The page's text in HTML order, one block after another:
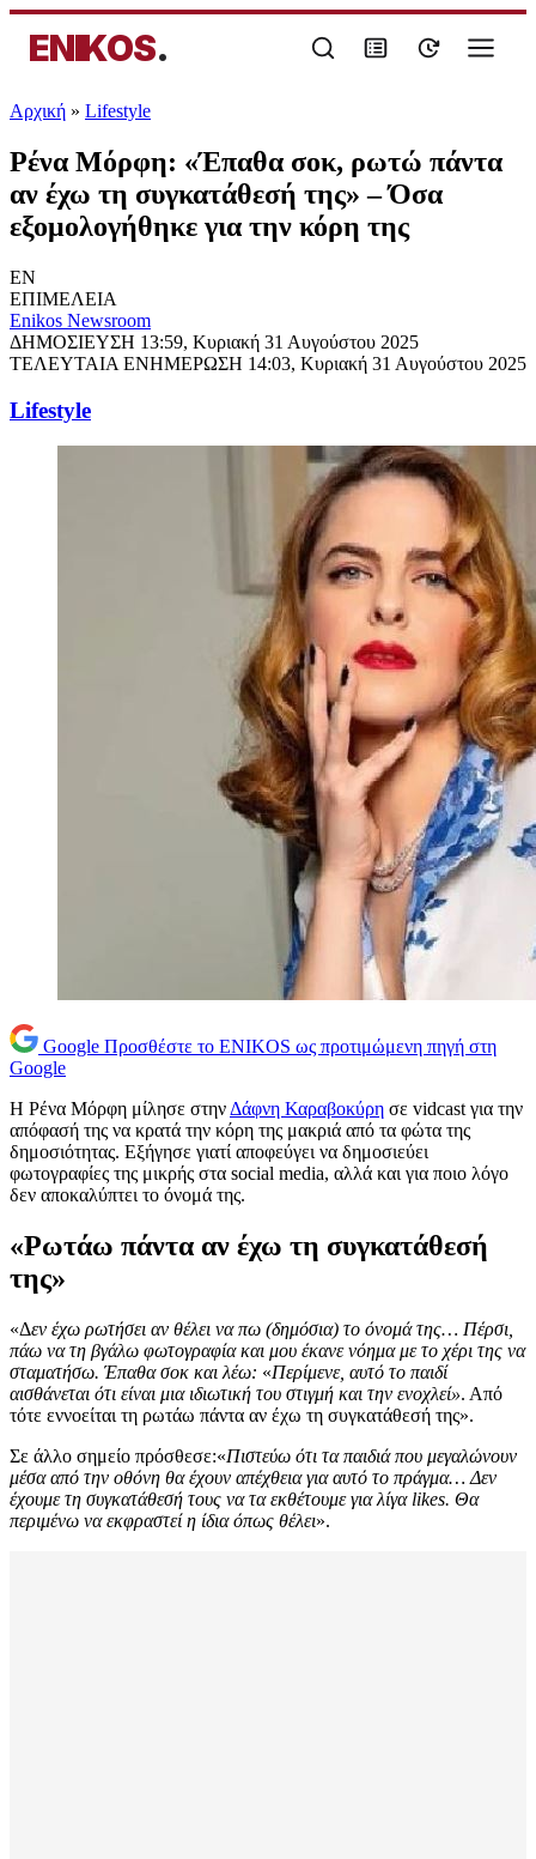
ENIKOS.
Αρχική » Lifestyle
Ρένα Μόρφη: «Έπαθα σοκ, ρωτώ πάντα
αν έχω τη συγκατάθεσή της» – Όσα
εξομολογήθηκε για την κόρη της
EN
ΕΠΙΜΕΛΕΙΑ
Enikos Newsroom
ΔΗΜΟΣΙΕΥΣΗ 13:59, Κυριακή 31 Αυγούστου 2025
ΤΕΛΕΥΤΑΙΑ ΕΝΗΜΕΡΩΣΗ 14:03, Κυριακή 31 Αυγούστου 2025
Lifestyle
Google Προσθέστε το ENIKOS ως προτιμώμενη πηγή στη
Google
Η Ρένα Μόρφη μίλησε στην Δάφνη Καραβοκύρη σε vidcast για την
απόφασή της να κρατά την κόρη της μακριά από τα φώτα της
δημοσιότητας. Εξήγησε γιατί αποφεύγει να δημοσιεύει
φωτογραφίες της μικρής στα social media, αλλά και για ποιο λόγο
δεν αποκαλύπτει το όνομά της.
«Ρωτάω πάντα αν έχω τη συγκατάθεσή
της»
«Δεν έχω ρωτήσει αν θέλει να πω (δημόσια) το όνομά της… Πέρσι,
πάω να τη βγάλω φωτογραφία και μου έκανε νόημα με το χέρι της να
σταματήσω. Έπαθα σοκ και λέω: «Περίμενε, αυτό το παιδί
αισθάνεται ότι είναι μια ιδιωτική του στιγμή και την ενοχλεί». Από
τότε εννοείται τη ρωτάω πάντα αν έχω τη συγκατάθεσή της».
Σε άλλο σημείο πρόσθεσε:«Πιστεύω ότι τα παιδιά που μεγαλώνουν
μέσα από την οθόνη θα έχουν απέχθεια για αυτό το πράγμα… Δεν
έχουμε τη συγκατάθεσή τους να τα εκθέτουμε για λίγα likes. Θα
περιμένω να εκφραστεί η ίδια όπως θέλει».